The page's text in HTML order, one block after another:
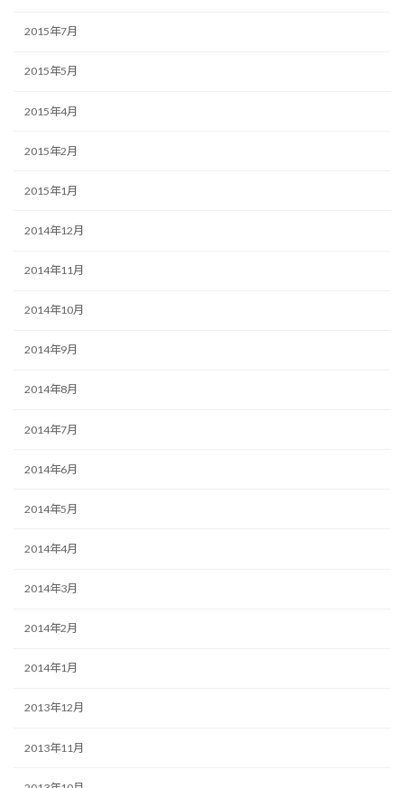
2015年7月
2015年5月
2015年4月
2015年2月
2015年1月
2014年12月
2014年11月
2014年10月
2014年9月
2014年8月
2014年7月
2014年6月
2014年5月
2014年4月
2014年3月
2014年2月
2014年1月
2013年12月
2013年11月